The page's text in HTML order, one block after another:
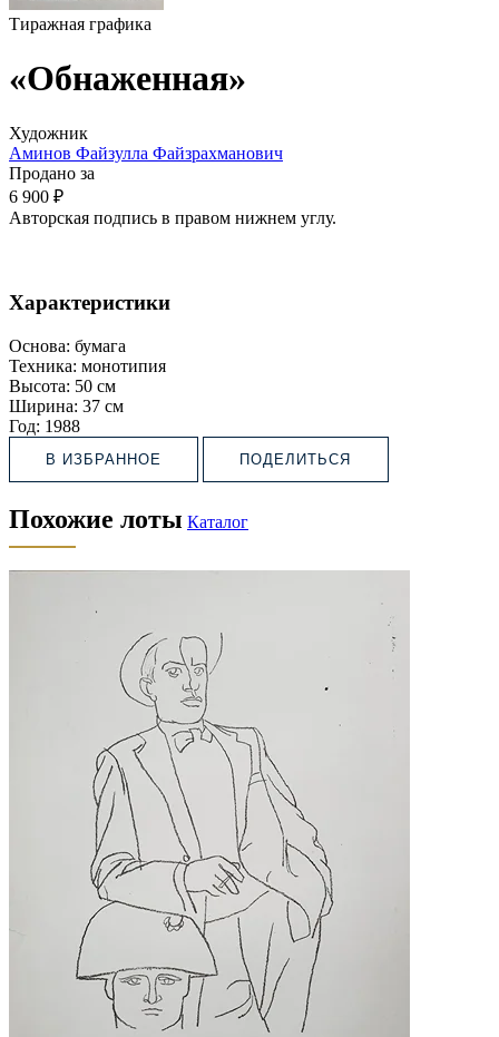
Тиражная графика
«Обнаженная»
Художник
Аминов Файзулла Файзрахманович
Продано за
6 900 ₽
Авторская подпись в правом нижнем углу.
Характеристики
Основа: бумага
Техника: монотипия
Высота: 50 см
Ширина: 37 см
Год: 1988
В ИЗБРАННОЕ ПОДЕЛИТЬСЯ
Похожие лоты Каталог